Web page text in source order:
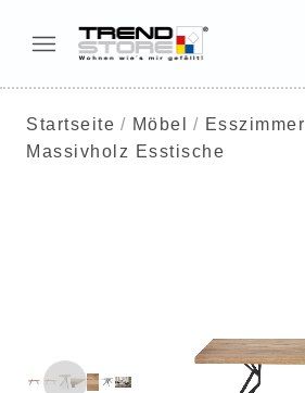
Startseite Möbel Esszimmer
Massivholz Esstische